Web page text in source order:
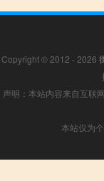
Copyright © 2012 - 2026
声明：本站内容来自互联
本站仅为